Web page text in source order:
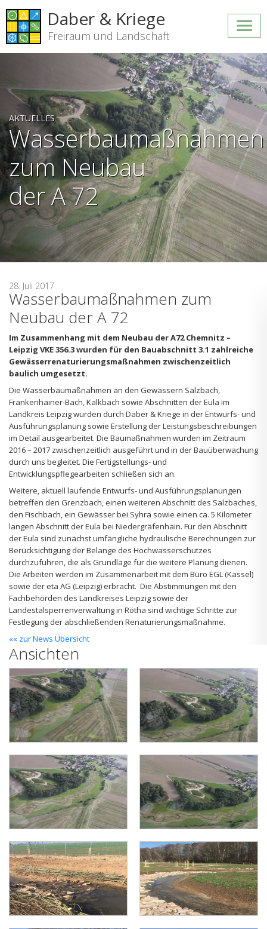
Daber & Kriege
Freiraum und Landschaft
AKTUELLES
Wasserbaumaßnahmen
zum Neubau
der A 72
28. Juli 2017
Wasserbaumaßnahmen zum
Neubau der A 72
Im Zusammenhang mit dem Neubau der A72 Chemnitz –
Leipzig VKE 356.3 wurden für den Bauabschnitt 3.1 zahlreiche
Gewässerrenaturierungsmaßnahmen zwischenzeitlich
baulich umgesetzt.
Die Wasserbaumaßnahmen an den Gewässern Salzbach,
Frankenhainer-Bach, Kalkbach sowie Abschnitten der Eula im
Landkreis Leipzig wurden durch Daber & Kriege in der Entwurfs- und
Ausführungsplanung sowie Erstellung der Leistungsbeschreibungen
im Detail ausgearbeitet. Die Baumaßnahmen wurden im Zeitraum
2016 – 2017 zwischenzeitlich ausgeführt und in der Bauüberwachung
durch uns begleitet. Die Fertigstellungs- und
Entwicklungspflegearbeiten schließen sich an.
Weitere, aktuell laufende Entwurfs- und Ausführungsplanungen
betreffen den Grenzbach, einen weiteren Abschnitt des Salzbaches,
den Fischbach, ein Gewässer bei Syhra sowie einen ca. 5 Kilometer
langen Abschnitt der Eula bei Niedergräfenhain. Für den Abschnitt
der Eula sind zunächst umfängliche hydraulische Berechnungen zur
Berücksichtigung der Belange des Hochwasserschutzes
durchzuführen, die als Grundlage für die weitere Planung dienen.
Die Arbeiten werden im Zusammenarbeit mit dem Büro EGL (Kassel)
sowie der eta AG (Leipzig) erbracht. Die Abstimmungen mit den
Fachbehörden des Landkreises Leipzig sowie der
Landestalsperrenverwaltung in Rötha sind wichtige Schritte zur
Festlegung der abschließenden Renaturierungsmaßnahme.
«« zur News Übersicht
Ansichten